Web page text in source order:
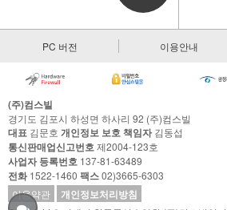
PC 버전 이용안내
(주)컴스빌
경기도 김포시 하성면 하사리 92 (주)컴스빌
대표 김문호 개인정보 보호 책임자김동섭
통신판매업신고번호제2004-123호
사업자 등록번호 137-81-63489
전화1522-1460 팩스02)3665-6303
이용약관
개인정보처리방침